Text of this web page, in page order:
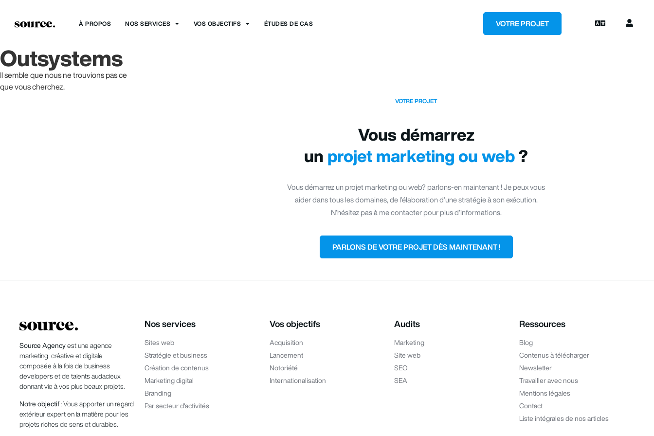
À PROPOS NOS SERVICES VOS OBJECTIFS ÉTUDES DE CAS VOTRE PROJET
Outsystems
Il semble que nous ne trouvions pas ce
que vous cherchez.
VOTRE PROJET
Vous démarrez
un projet marketing ou web ?
Vous démarrez un projet marketing ou web? parlons-en maintenant ! Je peux vous
aider dans tous les domaines, de l’élaboration d’une stratégie à son exécution.
N’hésitez pas à me contacter pour plus d’informations.
PARLONS DE VOTRE PROJET DÈS MAINTENANT !
Source Agency est une agence
marketing créative et digitale
composée à la fois de business
developers et de talents audacieux
donnant vie à vos plus beaux projets.
Notre objectif: Vous apporter un regard
extérieur expert en la matière pour les
projets riches de sens et durables.
Nos services
Sites web
Stratégie et business
Création de contenus
Marketing digital
Branding
Par secteur d'activités
Vos objectifs
Acquisition
Lancement
Notoriété
Internationalisation
Audits
Marketing
Site web
SEO
SEA
Ressources
Blog
Contenus à télécharger
Newsletter
Travailler avec nous
Mentions légales
Contact
Liste intégrales de nos articles